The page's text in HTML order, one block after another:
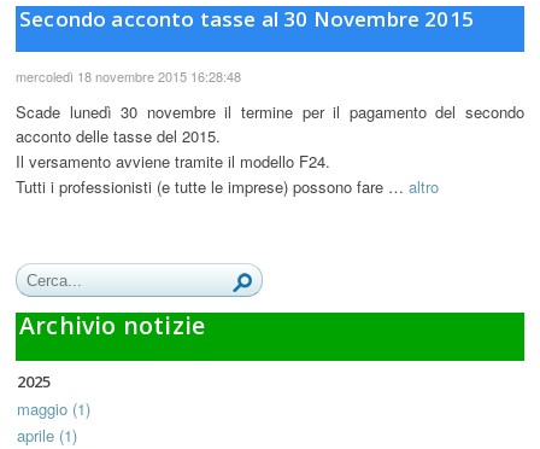
Secondo acconto tasse al 30 Novembre 2015
mercoledì 18 novembre 2015 16:28:48
Scade lunedì 30 novembre il termine per il pagamento del secondo
acconto delle tasse del 2015.
Il versamento avviene tramite il modello F24.
Tutti i professionisti (e tutte le imprese) possono fare … altro
Archivio notizie
2025
maggio (1)
aprile (1)